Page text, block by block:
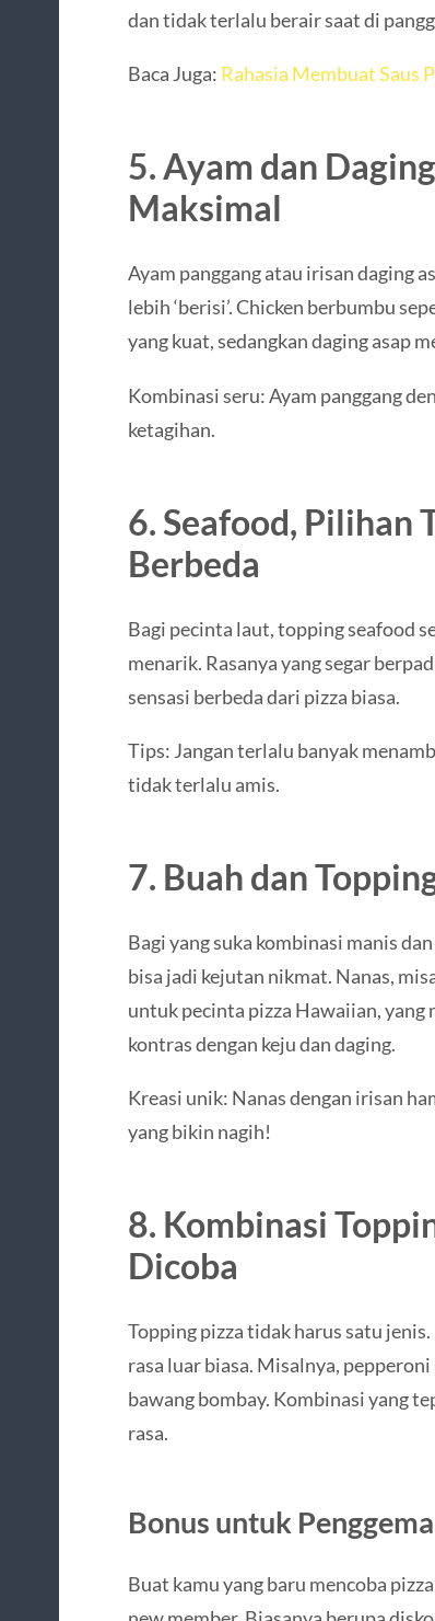
dan tidak terlalu berair saat di
Baca Juga: Rahasia Membuat Saus
5. Ayam dan
Maksimal
Ayam panggang atau irisan daging
lebih ‘berisi’. Chicken berbumbu
yang kuat, sedangkan daging asap
Kombinasi seru: Ayam panggang
ketagihan.
6. Seafood, Pilihan
Berbeda
Bagi pecinta laut, topping seafood
menarik. Rasanya yang segar
sensasi berbeda dari pizza biasa.
Tips: Jangan terlalu banyak
tidak terlalu amis.
7. Buah dan
Bagi yang suka kombinasi manis
bisa jadi kejutan nikmat. Nanas,
untuk pecinta pizza Hawaiian, yang
kontras dengan keju dan daging.
Kreasi unik: Nanas dengan irisan
yang bikin nagih!
8. Kombinasi
Dicoba
Topping pizza tidak harus satu
rasa luar biasa. Misalnya,
bawang bombay. Kombinasi yang
rasa.
Bonus untuk
Buat kamu yang baru mencoba